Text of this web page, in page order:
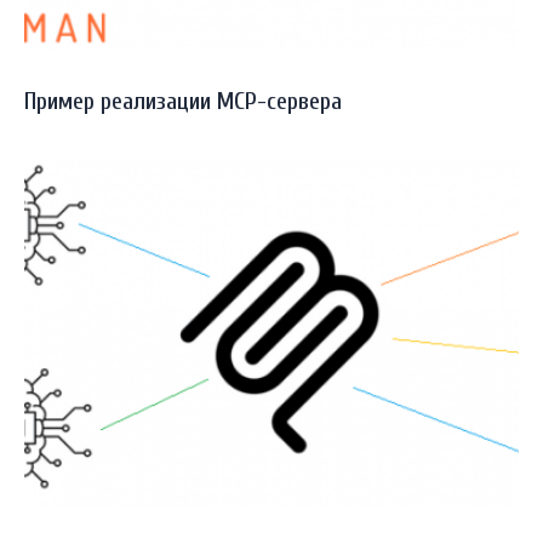
Пример реализации MCP-сервера